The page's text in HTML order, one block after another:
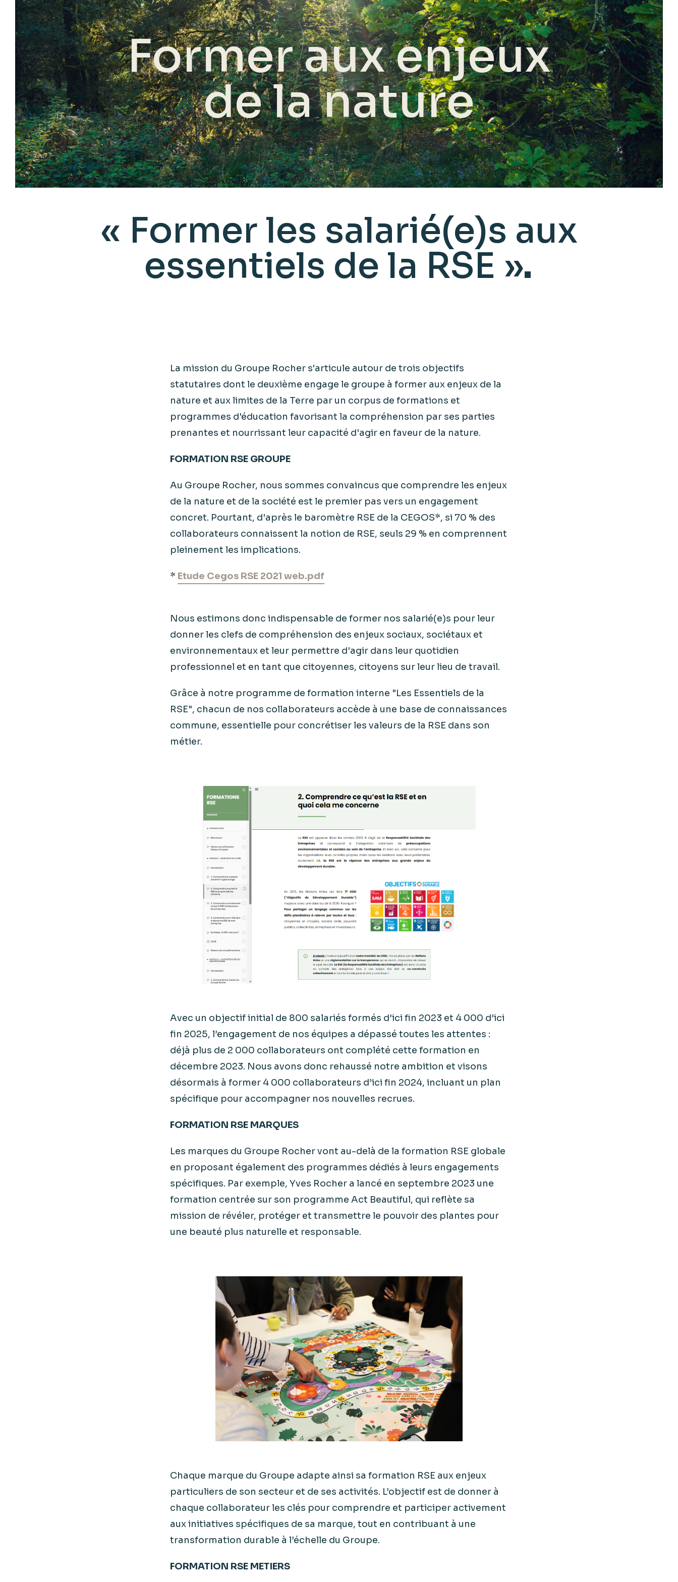
Former aux enjeux
de la nature
« Former les salarié(e)s aux
essentiels de la RSE »
La mission du Groupe Rocher s'articule autour de trois objectifs
statutaires dont le deuxième engage le groupe à former aux enjeux de la
nature et aux limites de la Terre par un corpus de formations et
programmes d'éducation favorisant la compréhension par ses parties
prenantes et nourrissant leur capacité d'agir en faveur de la nature.
FORMATION RSE GROUPE
Au Groupe Rocher, nous sommes convaincus que comprendre les enjeux
de la nature et de la société est le premier pas vers un engagement
concret. Pourtant, d'après le baromètre RSE de la CEGOS*, si 70 % des
collaborateurs connaissent la notion de RSE, seuls 29 % en comprennent
pleinement les implications.
* Etude Cegos RSE 2021 web.pdf
Nous estimons donc indispensable de former nos salarié(e)s pour leur
donner les clefs de compréhension des enjeux sociaux, sociétaux et
environnementaux et leur permettre d'agir dans leur quotidien
professionnel et en tant que citoyennes, citoyens sur leur lieu de travail.
Grâce à notre programme de formation interne "Les Essentiels de la
RSE", chacun de nos collaborateurs accède à une base de connaissances
commune, essentielle pour concrétiser les valeurs de la RSE dans son
métier.
Avec un objectif initial de 800 salariés formés d’ici fin 2023 et 4 000 d’ici
fin 2025, l’engagement de nos équipes a dépassé toutes les attentes :
déjà plus de 2 000 collaborateurs ont complété cette formation en
décembre 2023. Nous avons donc rehaussé notre ambition et visons
désormais à former 4 000 collaborateurs d’ici fin 2024, incluant un plan
spécifique pour accompagner nos nouvelles recrues.
FORMATION RSE MARQUES
Les marques du Groupe Rocher vont au-delà de la formation RSE globale
en proposant également des programmes dédiés à leurs engagements
spécifiques. Par exemple, Yves Rocher a lancé en septembre 2023 une
formation centrée sur son programme Act Beautiful, qui reflète sa
mission de révéler, protéger et transmettre le pouvoir des plantes pour
une beauté plus naturelle et responsable.
Chaque marque du Groupe adapte ainsi sa formation RSE aux enjeux
particuliers de son secteur et de ses activités. L’objectif est de donner à
chaque collaborateur les clés pour comprendre et participer activement
aux initiatives spécifiques de sa marque, tout en contribuant à une
transformation durable à l’échelle du Groupe.
FORMATION RSE METIERS